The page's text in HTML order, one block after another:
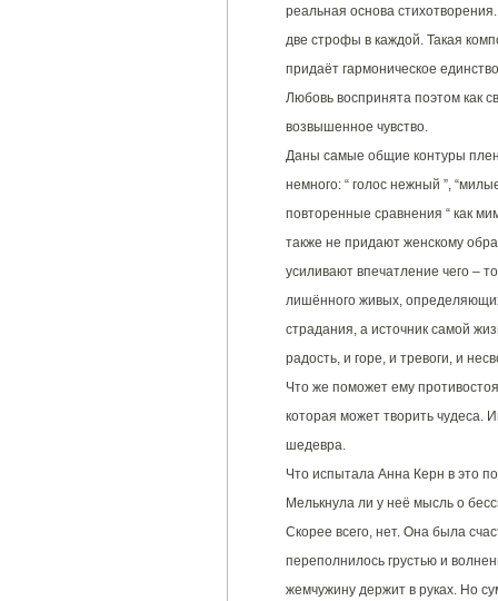
реальная основа
две строфы в каждой. Такая
придаёт гармоническое
Любовь воспринята поэтом как
возвышенное чувство.
Даны самые общие контуры
немного: “ голос нежный ”,
повторенные сравнения “ как
также не придают женскому
усиливают впечатление чего –
лишённого живых,
страдания, а источник самой
радость, и горе, и тревоги, и
Что же поможет ему
которая может творить чудеса.
шедевра.
Что испытала Анна Керн в это
Мелькнула ли у неё мысль о
Скорее всего, нет. Она была
переполнилось грустью и
жемчужину держит в руках. Но